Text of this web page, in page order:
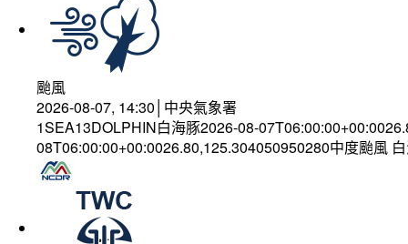
颱風
2026-08-07, 14:30│中央氣象署
1SEA13DOLPHIN白海豚2026-08-
08T06:00:00+00:0026.80,125.304050950280中度颱風